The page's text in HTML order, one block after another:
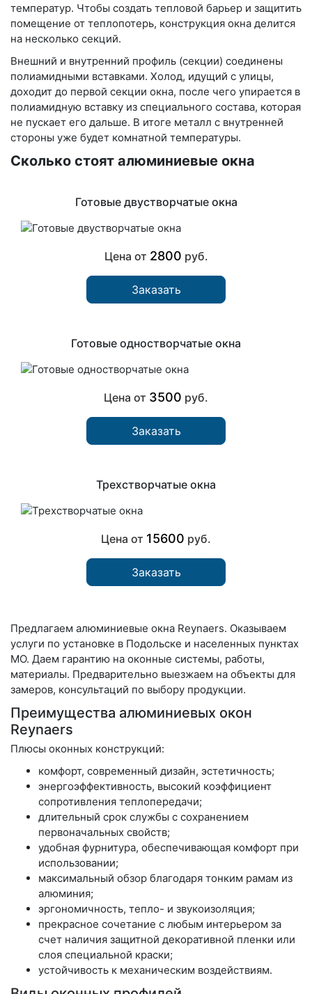
температур. Чтобы создать тепловой барьер и защитить
помещение от теплопотерь, конструкция окна делится
на несколько секций.
Внешний и внутренний профиль (секции) соединены
полиамидными вставками. Холод, идущий с улицы,
доходит до первой секции окна, после чего упирается в
полиамидную вставку из специального состава, которая
не пускает его дальше. В итоге металл с внутренней
стороны уже будет комнатной температуры.
Сколько стоят алюминиевые окна
Готовые двустворчатые окна
Цена от 2800 руб.
Заказать
Готовые одностворчатые окна
Цена от 3500 руб.
Заказать
Трехстворчатые окна
Цена от 15600 руб.
Заказать
Предлагаем алюминиевые окна Reynaers. Оказываем
услуги по установке в Подольске и населенных пунктах
МО. Даем гарантию на оконные системы, работы,
материалы. Предварительно выезжаем на объекты для
замеров, консультаций по выбору продукции.
Преимущества алюминиевых окон
Reynaers
Плюсы оконных конструкций:
комфорт, современный дизайн, эстетичность;
энергоэффективность, высокий коэффициент
сопротивления теплопередачи;
длительный срок службы с сохранением
первоначальных свойств;
удобная фурнитура, обеспечивающая комфорт при
использовании;
максимальный обзор благодаря тонким рамам из
алюминия;
эргономичность, тепло- и звукоизоляция;
прекрасное сочетание с любым интерьером за
счет наличия защитной декоративной пленки или
слоя специальной краски;
устойчивость к механическим воздействиям.